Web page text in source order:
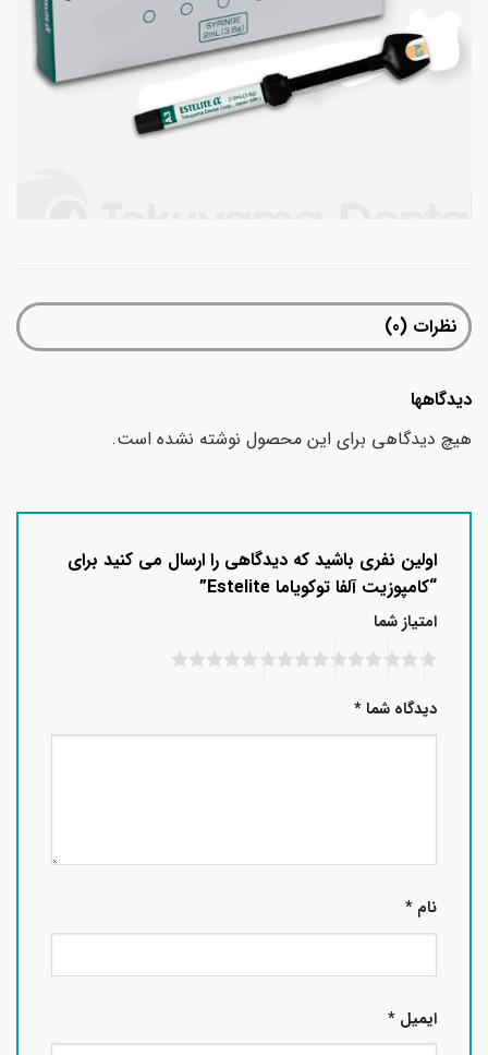
نظرات (0)
دیدگاهها
هیچ دیدگاهی برای این محصول نوشته نشده است.
اولین نفری باشید که دیدگاهی را ارسال می کنید برای
“کامپوزیت آلفا توکویاما Estelite”
امتیاز شما
دیدگاه شما*
نام *
ایمیل *